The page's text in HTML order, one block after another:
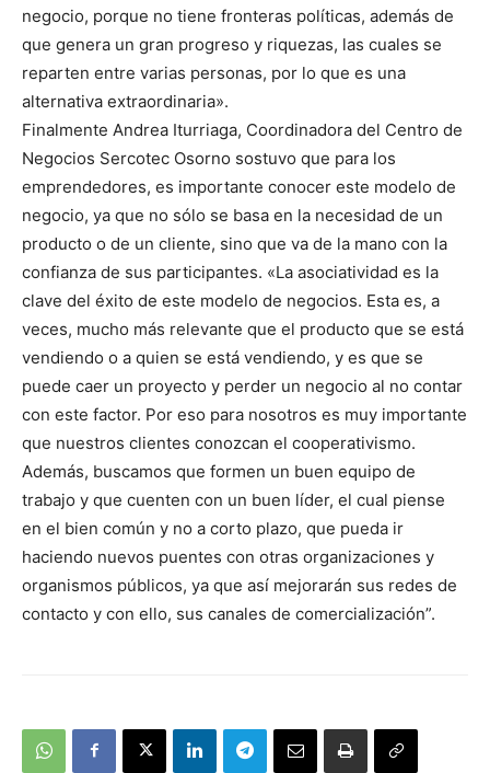
negocio, porque no tiene fronteras políticas, además de
que genera un gran progreso y riquezas, las cuales se
reparten entre varias personas, por lo que es una
alternativa extraordinaria».
Finalmente Andrea Iturriaga, Coordinadora del Centro de
Negocios Sercotec Osorno sostuvo que para los
emprendedores, es importante conocer este modelo de
negocio, ya que no sólo se basa en la necesidad de un
producto o de un cliente, sino que va de la mano con la
confianza de sus participantes. «La asociatividad es la
clave del éxito de este modelo de negocios. Esta es, a
veces, mucho más relevante que el producto que se está
vendiendo o a quien se está vendiendo, y es que se
puede caer un proyecto y perder un negocio al no contar
con este factor. Por eso para nosotros es muy importante
que nuestros clientes conozcan el cooperativismo.
Además, buscamos que formen un buen equipo de
trabajo y que cuenten con un buen líder, el cual piense
en el bien común y no a corto plazo, que pueda ir
haciendo nuevos puentes con otras organizaciones y
organismos públicos, ya que así mejorarán sus redes de
contacto y con ello, sus canales de comercialización”.